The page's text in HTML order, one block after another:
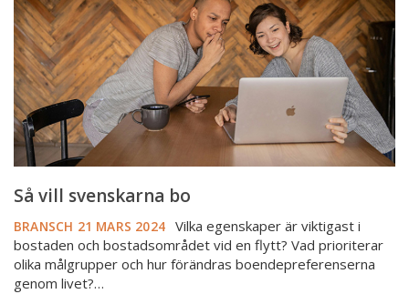
Så vill svenskarna bo
BRANSCH 21 MARS 2024 Vilka egenskaper är viktigast i
bostaden och bostadsområdet vid en flytt? Vad prioriterar
olika målgrupper och hur förändras boendepreferenserna
genom livet?…